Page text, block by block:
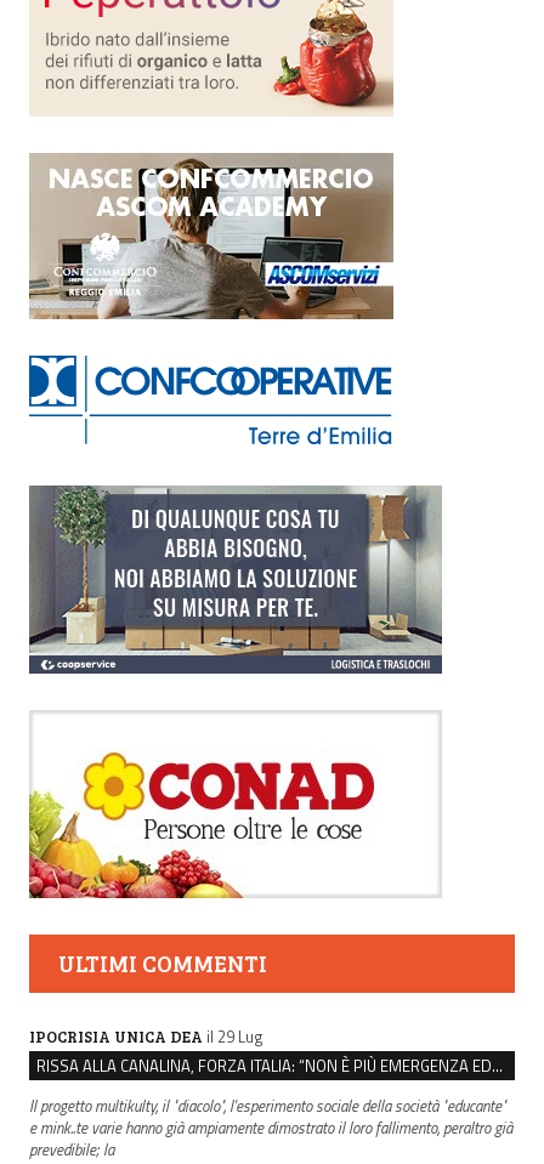
ULTIMI COMMENTI
IPOCRISIA UNICA DEA il 29 Lug
RISSA ALLA CANALINA, FORZA ITALIA: “NON È PIÙ EMERGENZA EDUCATIVA, MA DI SICUREZZA”
Il progetto multikulty, il "diacolo", l'esperimento sociale della società "educante"
e mink..te varie hanno già ampiamente dimostrato il loro fallimento, peraltro già
prevedibile; la